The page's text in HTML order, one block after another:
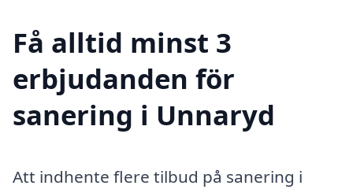
Få alltid minst 3
erbjudanden för
sanering i Unnaryd
Att indhente flere tilbud på sanering i